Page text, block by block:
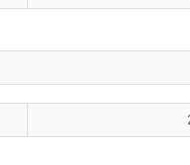
синий в серебре синий